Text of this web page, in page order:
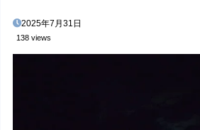
2025年7月31日
138 views